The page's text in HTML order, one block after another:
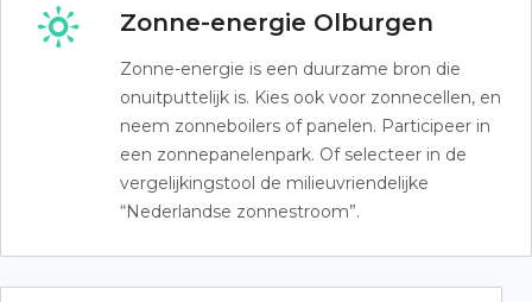
Zonne-energie Olburgen
Zonne-energie is een duurzame bron die
onuitputtelijk is. Kies ook voor zonnecellen, en
neem zonneboilers of panelen. Participeer in
een zonnepanelenpark. Of selecteer in de
vergelijkingstool de milieuvriendelijke
“Nederlandse zonnestroom”.